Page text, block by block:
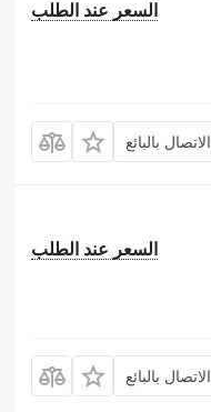
السعر عند الطلب
الاتصال بالبائع
السعر عند الطلب
الاتصال بالبائع